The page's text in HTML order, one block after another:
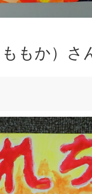
もか）さ